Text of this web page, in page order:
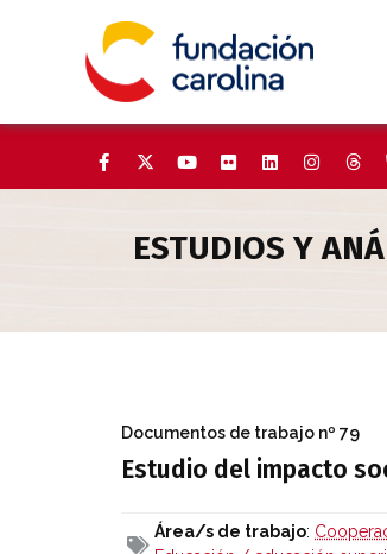
ESTUDIOS Y
Estudio del
Documentos de trabajo nº 79
Estudio del impacto
Área/s de trabajo: